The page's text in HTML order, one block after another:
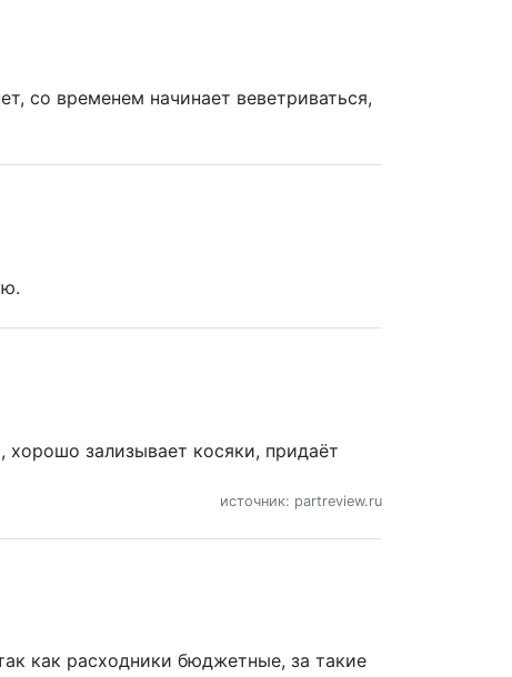
со временем начинает веветриваться,
хорошо зализывает косяки, придаёт
источник: partreview.ru
как расходники бюджетные, за такие